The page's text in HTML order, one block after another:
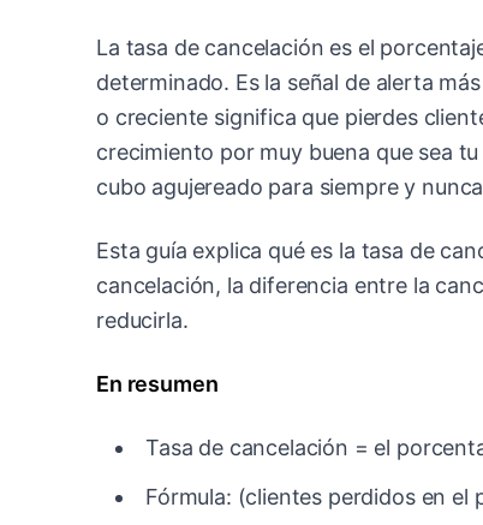
La tasa de cancelación es el
determinado. Es la señal de alerta
o creciente significa que pierdes
crecimiento por muy buena que sea
cubo agujereado para siempre y
Esta guía explica qué es la tasa de
cancelación, la diferencia entre la
reducirla.
En resumen
Tasa de cancelación = el
Fórmula: (clientes perdidos en el